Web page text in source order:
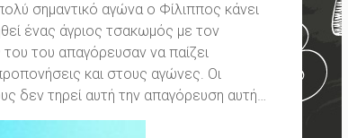
σημαντικό αγώνα ο Φίλιππος κάνει
ένας άγριος τσακωμός με τον
του απαγόρευσαν να παίζει
και στους αγώνες. Οι
δεν τηρεί αυτή την απαγόρευση αυτή…